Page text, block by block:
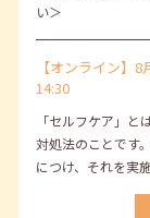
い＞
【オンライン】
14:30
「セルフケア」
対処法のことです
につけ、それを実